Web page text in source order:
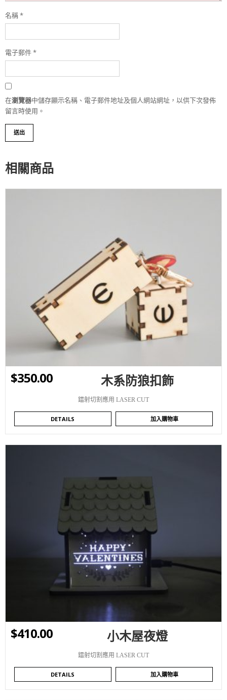
名稱*
電子郵件*
在瀏覽器中儲存顯示名稱、電子郵件地址及個人網站網址，以供下次發佈
留言時使用。
相關商品
WISHLIST
$350.00 木系防狼扣飾
鐳射切割應用 LASER CUT
DETAILS 加入購物車
WISHLIST
$410.00 小木屋夜燈
鐳射切割應用 LASER CUT
DETAILS 加入購物車